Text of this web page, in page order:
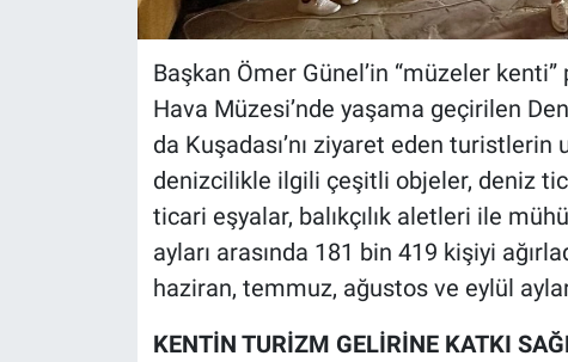
Başkan Ömer Günel’in “müzeler
Hava Müzesi’nde yaşama geçirilen
da Kuşadası’nı ziyaret eden
denizcilikle ilgili çeşitli objeler, deniz
ticari eşyalar, balıkçılık aletleri ile
ayları arasında 181 bin 419 kişiyi
haziran, temmuz, ağustos ve eylül
KENTİN TURİZM GELİRİNE KATKI